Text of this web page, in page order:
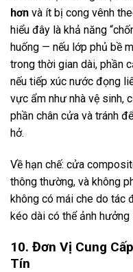
hơn và ít bị cong vênh
hiểu đây là khả năng
huống — nếu lớp phủ bề
trong thời gian dài, phần
nếu tiếp xúc nước đọng
vực ẩm như nhà vệ sinh,
phần chân cửa và tránh
hở.
Về hạn chế: cửa
thông thường, và không
không có mái che do tác
kéo dài có thể ảnh
10. Đơn Vị Cung
Tín